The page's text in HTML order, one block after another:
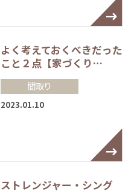
よく考えておくべきだった
こと２点【家づくり…
間取り
2023.01.10
ストレンジャー・シング